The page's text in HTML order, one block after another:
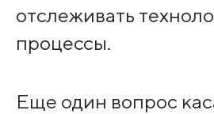
отслеживать
процессы.
Еще один вопрос